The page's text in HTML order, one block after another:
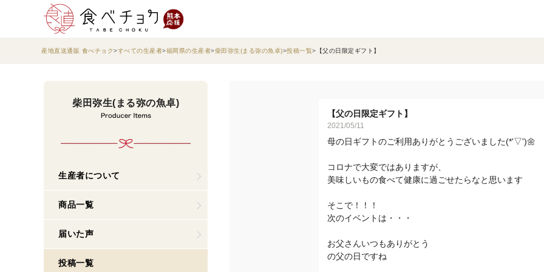
産地直送通販 食べチョク すべての生産者 福岡県の生産者 柴田弥生(まる弥の魚卓) 投稿一覧 【父の日限定ギフト】
柴田弥生(まる弥の魚卓)
生産者について
商品一覧
届いた声
投稿一覧
【父の日限定ギフト】
2021/05/11
母の日ギフトのご利用ありがとうございました(*'▽')🌼
コロナで大変ではありますが、
美味しいもの食べて健康に過ごせたらなと思います
そこで！！！
次のイベントは・・・
お父さんいつもありがとう
の父の日ですね